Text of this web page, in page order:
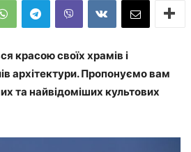
красою своїх храмів і
архітектури. Пропонуємо вам
та найвідоміших культових